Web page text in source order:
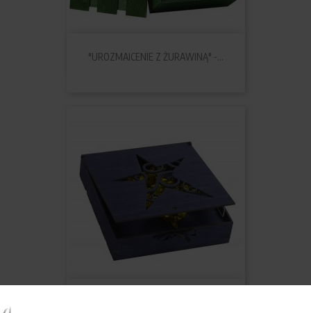
"UROZMAICENIE Z ŻURAWINĄ" -...